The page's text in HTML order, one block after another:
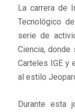
La carrera de
Tecnológico
serie de
Ciencia, donde
Carteles IGE y
al estilo
Durante esta